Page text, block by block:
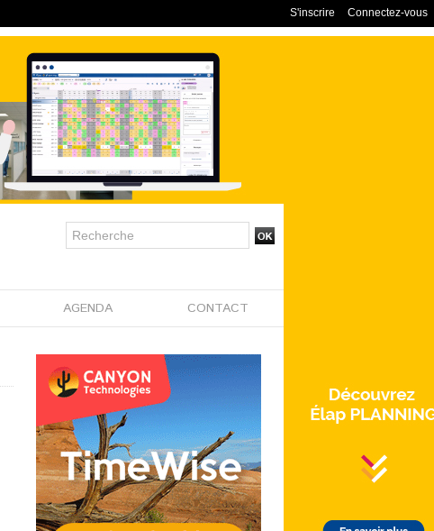
Connectez-vous
S'inscrire
AGENDA CONTACT